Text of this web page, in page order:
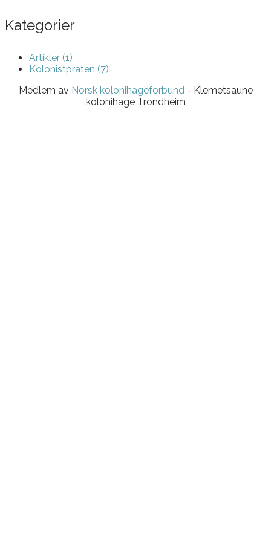
Kategorier
Artikler (1)
Kolonistpraten (7)
Medlem av Norsk kolonihageforbund- Klemetsaune
kolonihage Trondheim